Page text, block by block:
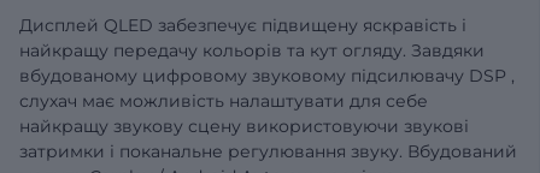
Дисплей QLED забезпечує підвищену яскравість і
найкращу передачу кольорів та кут огляду. Завдяки
вбудованому цифровому звуковому підсилювачу DSP ,
слухач має можливість налаштувати для себе
найкращу звукову сцену використовуючи звукові
затримки і поканальне регулювання звуку. Вбудований